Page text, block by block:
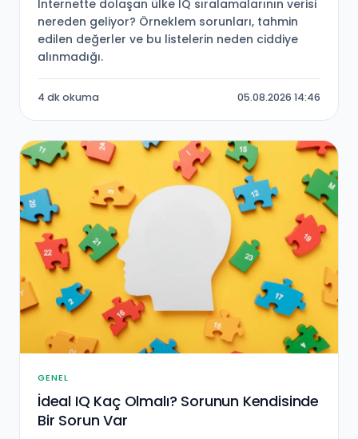
İnternette dolaşan ülke IQ sıralamalarının verisi
nereden geliyor? Örneklem sorunları, tahmin
edilen değerler ve bu listelerin neden ciddiye
alınmadığı.
4 dk okuma 05.08.2026 14:46
GENEL
İdeal IQ Kaç Olmalı? Sorunun Kendisinde
Bir Sorun Var